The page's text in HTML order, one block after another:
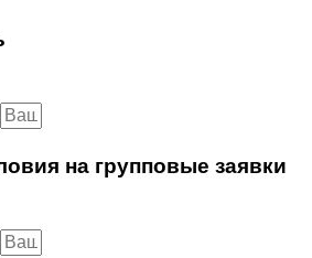
на групповые заявки